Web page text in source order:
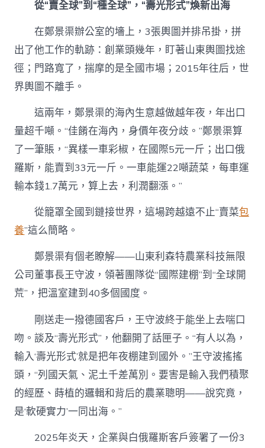
從“賣全球”到“種全球”，“壽光形式”煥新出海
在鄭景渠辦公室的墻上，3張輿圖并排吊掛，拼
出了他工作的軌跡：創業頭幾年，盯著山東輿圖找途
徑；門路寬了，揣摩的是全國市場；2015年往后，世
界輿圖不離手。
這兩年，鄭景渠的海內生意越做越年夜，年出口
量超千噸。“佳餚在海內，身價年夜分歧。”鄭景渠算
了一筆賬，“異樣一車彩椒，在國際5元一斤；出口俄
羅斯，能賣到33元一斤。一車能運22噸蔬菜，每車運
輸本錢1.7萬元，算上去，利潤翻漲。”
從籠罩全國到鏈接世界，這場跨越遠不止“賣菜包
養”這么簡略。
鄭景渠有個老瞭解——山東利森特農業科技無限
公司董事長王守波，領著團隊從“國際建棚”到“全球開
荒”，把溫室建到40多個國度。
剛送走一撥德國客戶，王守波終于能坐上去喘口
吻。談及“壽光形式”，他翻開了話匣子。“有人以為，
輸入‘壽光形式’就是把年夜棚建到國外。”王守波搖搖
頭，“列國天氣、泥土千差萬別。要害是輸入我們積聚
的經歷、蒔植的邏輯和背后的農業聰明——說究竟，
是‘軟硬實力’一同出海。”
2025年炎天，企業與白俄羅斯客戶簽署了一份3